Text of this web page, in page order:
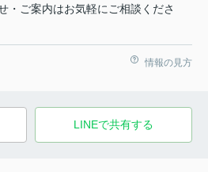
・ご案内はお気軽にご相談くださ
情報の見方
LINEで共有する